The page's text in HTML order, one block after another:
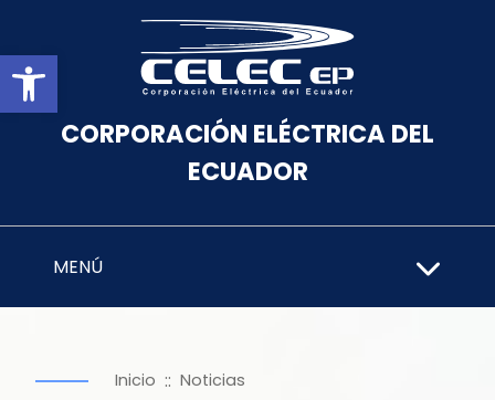
Abrir barra de herramientas
CORPORACIÓN ELÉCTRICA DEL
ECUADOR
MENÚ
Inicio :: Noticias